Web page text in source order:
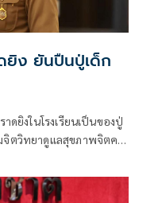
ยิง ยันปืนปู่เด็ก
ดยิงในโรงเรียนเป็นของปู่
ตวิทยาดูแลสุขภาพจิตครู